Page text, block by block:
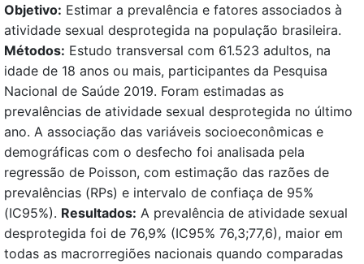
Objetivo: Estimar a prevalência e fatores associados à
atividade sexual desprotegida na população brasileira.
Métodos: Estudo transversal com 61.523 adultos, na
idade de 18 anos ou mais, participantes da Pesquisa
Nacional de Saúde 2019. Foram estimadas as
prevalências de atividade sexual desprotegida no último
ano. A associação das variáveis socioeconômicas e
demográficas com o desfecho foi analisada pela
regressão de Poisson, com estimação das razões de
prevalências (RPs) e intervalo de confiaça de 95%
(IC95%). Resultados: A prevalência de atividade sexual
desprotegida foi de 76,9% (IC95% 76,3;77,6), maior em
todas as macrorregiões nacionais quando comparadas